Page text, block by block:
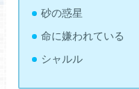
砂の惑星
命に嫌われている
シャルル